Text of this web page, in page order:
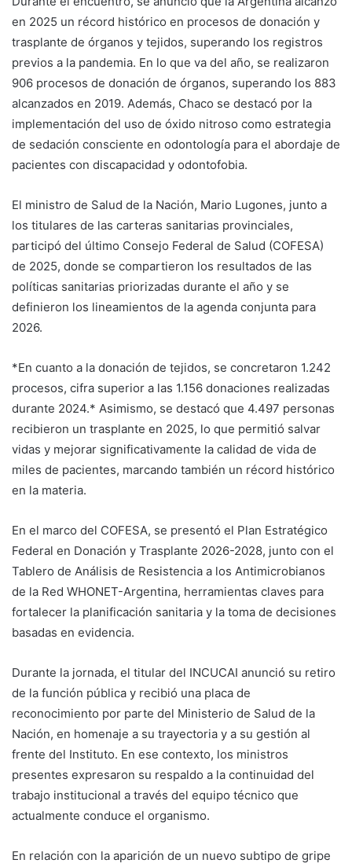
en 2025 un récord histórico en procesos de donación y
trasplante de órganos y tejidos, superando los registros
previos a la pandemia. En lo que va del año, se realizaron
906 procesos de donación de órganos, superando los 883
alcanzados en 2019. Además, Chaco se destacó por la
implementación del uso de óxido nitroso como estrategia
de sedación consciente en odontología para el abordaje de
pacientes con discapacidad y odontofobia.
El ministro de Salud de la Nación, Mario Lugones, junto a
los titulares de las carteras sanitarias provinciales,
participó del último Consejo Federal de Salud (COFESA)
de 2025, donde se compartieron los resultados de las
políticas sanitarias priorizadas durante el año y se
definieron los lineamientos de la agenda conjunta para
2026.
*En cuanto a la donación de tejidos, se concretaron 1.242
procesos, cifra superior a las 1.156 donaciones realizadas
durante 2024.* Asimismo, se destacó que 4.497 personas
recibieron un trasplante en 2025, lo que permitió salvar
vidas y mejorar significativamente la calidad de vida de
miles de pacientes, marcando también un récord histórico
en la materia.
En el marco del COFESA, se presentó el Plan Estratégico
Federal en Donación y Trasplante 2026-2028, junto con el
Tablero de Análisis de Resistencia a los Antimicrobianos
de la Red WHONET-Argentina, herramientas claves para
fortalecer la planificación sanitaria y la toma de decisiones
basadas en evidencia.
Durante la jornada, el titular del INCUCAI anunció su retiro
de la función pública y recibió una placa de
reconocimiento por parte del Ministerio de Salud de la
Nación, en homenaje a su trayectoria y a su gestión al
frente del Instituto. En ese contexto, los ministros
presentes expresaron su respaldo a la continuidad del
trabajo institucional a través del equipo técnico que
actualmente conduce el organismo.
En relación con la aparición de un nuevo subtipo de gripe